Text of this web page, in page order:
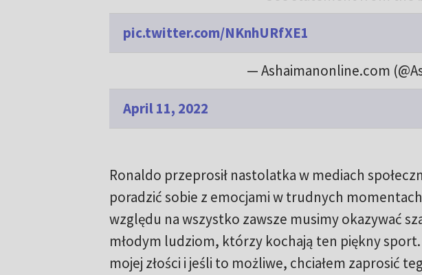
pic.twitter.com/NKnhURfXE1
— Ashaimanonline.com
April 11, 2022
Ronaldo przeprosił nastolatka w mediach
poradzić sobie z emocjami w trudnych
względu na wszystko zawsze musimy okazywać
młodym ludziom, którzy kochają ten piękny
mojej złości i jeśli to możliwe, chciałem zaprosić